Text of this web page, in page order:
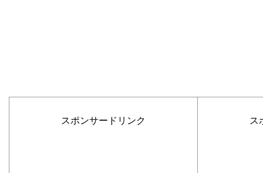
スポンサードリンク ス